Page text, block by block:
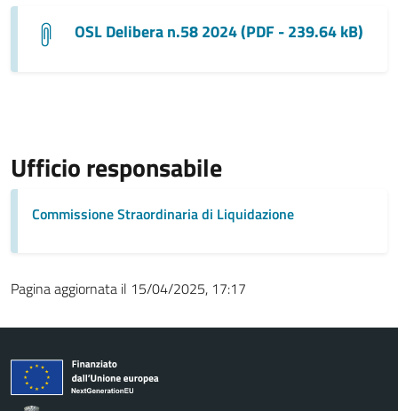
OSL Delibera n.58 2024 (PDF - 239.64 kB)
Ufficio responsabile
Commissione Straordinaria di Liquidazione
Pagina aggiornata il 15/04/2025, 17:17